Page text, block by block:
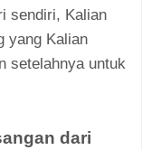
sendiri, Kalian
yang Kalian
setelahnya untuk
dari